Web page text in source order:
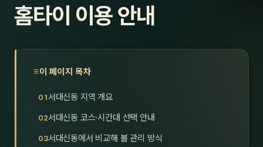
충북
홈타이 이용 안내
이 페이지 목차
서대신동 지역 개요
서대신동 코스·시간대 선택 안내
서대신동에서 비교해 볼 관리 방식